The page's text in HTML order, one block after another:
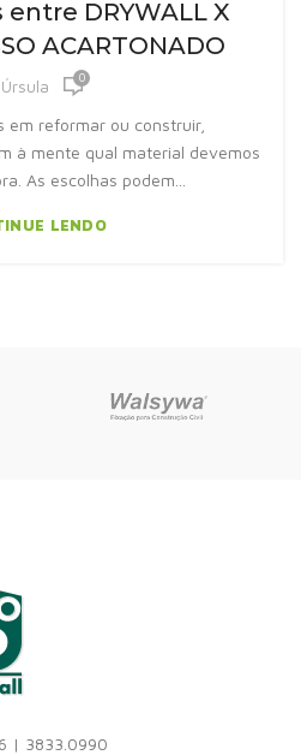
DRYWALL X
ACARTONADO
Úrsula 0
em reformar ou construir,
à mente qual material devemos
As escolhas podem...
LENDO
| 3833.0990